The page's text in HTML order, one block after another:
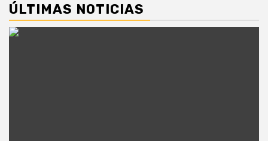
ÚLTIMAS NOTICIAS